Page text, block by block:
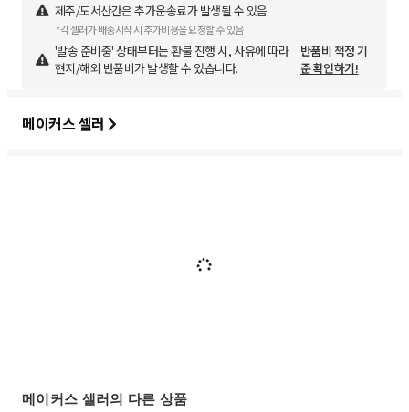
제주/도서산간은 추가운송료가 발생될 수 있음
*각 셀러가 배송시작 시 추가비용을 요청할 수 있음
'발송 준비중' 상태부터는 환불 진행 시, 사유에 따라
현지/해외 반품비가 발생할 수 있습니다.
반품비 책정 기
준 확인하기!
메이커스 셀러
메이커스 셀러의 다른 상품